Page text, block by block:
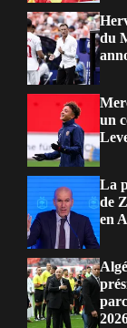
du
un
La
de
en